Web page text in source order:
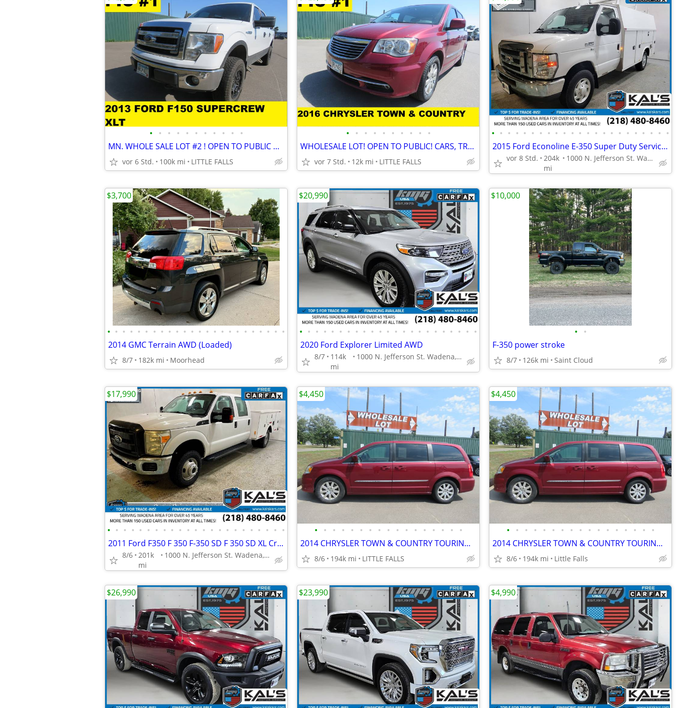
• • • • • • • • • • •
MN. WHOLE SALE LOT #2 ! OPEN TO PUBLIC CARS, TRUCKS, SUVS, MINI VANS!
vor 6 Std. 100k mi LITTLE FALLS
• • • • • • • • • •
WHOLESALE LOT! OPEN TO PUBLIC! CARS, TRUCKS, SUV'S, MINI VAN & MORE!
vor 7 Std. 12k mi LITTLE FALLS
• • • • • • • • • • • • • • • • • • • • • • •
2015 Ford Econoline E-350 Super Duty Service Body Van
vor 8 Std.
204k
mi
1000 N. Jefferson St. Wadena, MN 56482
• • • • • • • • • • • • • • • • • • • • • • • •
2014 GMC Terrain AWD (Loaded)
8/7 182k mi Moorhead
$3,700
• • • • • • • • • • • • • • • • • • • • • • •
2020 Ford Explorer Limited AWD
8/7
114k
mi
1000 N. Jefferson St. Wadena, MN 56482
$20,990
• •
F-350 power stroke
8/7 126k mi Saint Cloud
$10,000
• • • • • • • • • • • • • • • • • • • • • • •
2011 Ford F350 F 350 F-350 SD F 350 SD XL Crew Cab Long Bed DRWService
8/6 201k
mi
1000 N. Jefferson St. Wadena, MN 56482
$17,990
• • • • • • • • • • • • • • • • •
2014 CHRYSLER TOWN & COUNTRY TOURING!!! 193,XXX MILES. LEATHER INT!!!
8/6 194k mi LITTLE FALLS
$4,450
• • • • • • • • • • • • • • • • •
2014 CHRYSLER TOWN & COUNTRY TOURING!!! 193,XXX MILES. LEATHER INT!!!
8/6 194k mi Little Falls
$4,450
$26,990 $23,990 $4,990